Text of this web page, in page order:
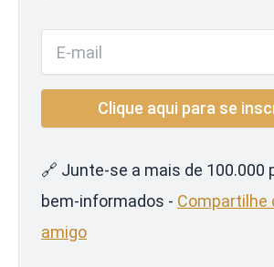
🔗 Junte-se a mais de 100.000
bem-informados - Compartilhe
amigo